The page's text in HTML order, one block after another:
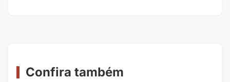
Confira também